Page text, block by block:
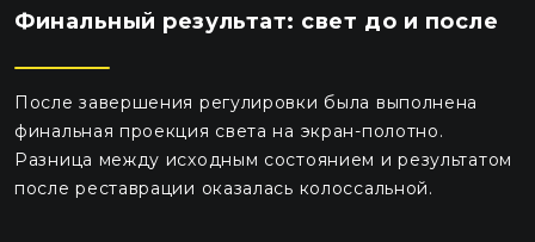
Финальный результат: свет до и после
После завершения регулировки была выполнена
финальная проекция света на экран-полотно.
Разница между исходным состоянием и результатом
после реставрации оказалась колоссальной.